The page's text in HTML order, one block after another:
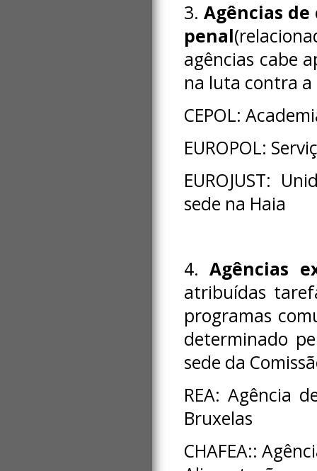
3. Agências
penal
agências cabe
na luta contra
CEPOL:
EUROPOL:
EUROJUST:
sede na Haia
4.Agências
atribuídas
programas
determinado
sede da
REA: Agência
Bruxelas
CHAFEA::